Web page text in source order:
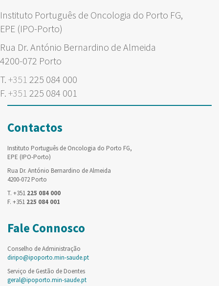
Instituto Português de Oncologia do Porto FG,
EPE (IPO-Porto)
Rua Dr. António Bernardino de Almeida
4200-072 Porto
T. +351 225 084 000
F. +351 225 084 001
Contactos
Instituto Português de Oncologia do Porto FG,
EPE (IPO-Porto)
Rua Dr. António Bernardino de Almeida
4200-072 Porto
T. +351 225 084 000
F. +351 225 084 001
Fale Connosco
Conselho de Administração
diripo@ipoporto.min-saude.pt
Serviço de Gestão de Doentes
geral@ipoporto.min-saude.pt